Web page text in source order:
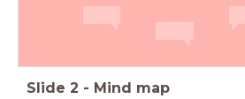
Slide 2 - Mind map